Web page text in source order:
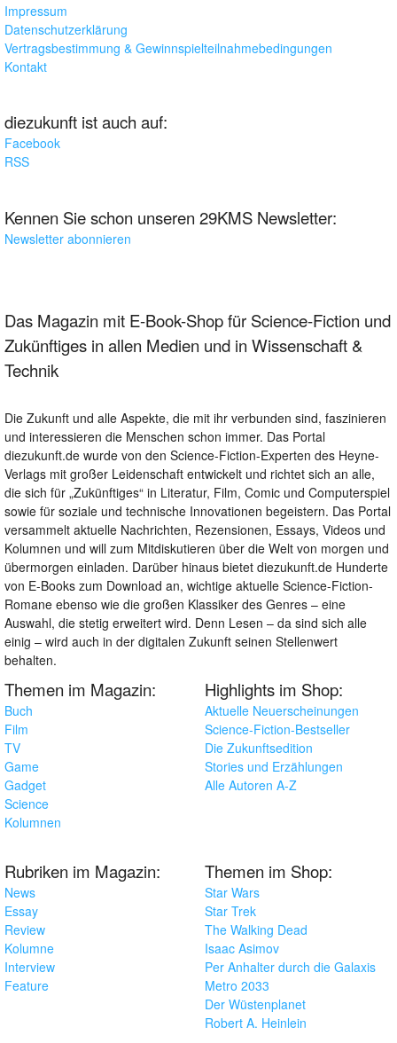
Impressum
Datenschutzerklärung
Vertragsbestimmung & Gewinnspielteilnahmebedingungen
Kontakt
diezukunft ist auch auf:
Facebook
RSS
Kennen Sie schon unseren 29KMS Newsletter:
Newsletter abonnieren
Das Magazin mit E-Book-Shop für Science-Fiction und
Zukünftiges in allen Medien und in Wissenschaft &
Technik
Die Zukunft und alle Aspekte, die mit ihr verbunden sind, faszinieren
und interessieren die Menschen schon immer. Das Portal
diezukunft.de wurde von den Science-Fiction-Experten des Heyne-
Verlags mit großer Leidenschaft entwickelt und richtet sich an alle,
die sich für „Zukünftiges“ in Literatur, Film, Comic und Computerspiel
sowie für soziale und technische Innovationen begeistern. Das Portal
versammelt aktuelle Nachrichten, Rezensionen, Essays, Videos und
Kolumnen und will zum Mitdiskutieren über die Welt von morgen und
übermorgen einladen. Darüber hinaus bietet diezukunft.de Hunderte
von E-Books zum Download an, wichtige aktuelle Science-Fiction-
Romane ebenso wie die großen Klassiker des Genres – eine
Auswahl, die stetig erweitert wird. Denn Lesen – da sind sich alle
einig – wird auch in der digitalen Zukunft seinen Stellenwert
behalten.
Themen im Magazin:
Buch
Film
TV
Game
Gadget
Science
Kolumnen
Highlights im Shop:
Aktuelle Neuerscheinungen
Science-Fiction-Bestseller
Die Zukunftsedition
Stories und Erzählungen
Alle Autoren A-Z
Rubriken im Magazin:
News
Essay
Review
Kolumne
Interview
Feature
Themen im Shop:
Star Wars
Star Trek
The Walking Dead
Isaac Asimov
Per Anhalter durch die Galaxis
Metro 2033
Der Wüstenplanet
Robert A. Heinlein